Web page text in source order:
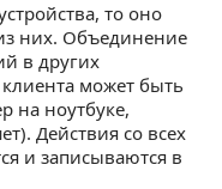
то оно
них. Объединение
в других
может быть
на ноутбуке,
Действия со всех
и записываются в